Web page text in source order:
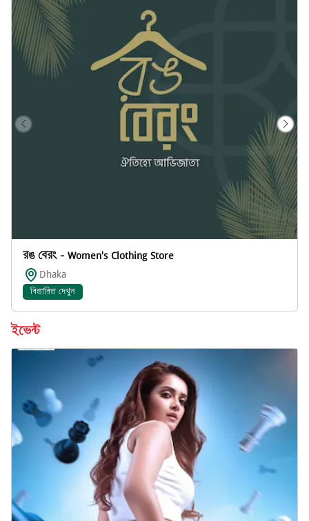
রঙ বেরং - Women's Clothing Store
Dhaka
বিস্তারিত দেখুন
ইভেন্ট